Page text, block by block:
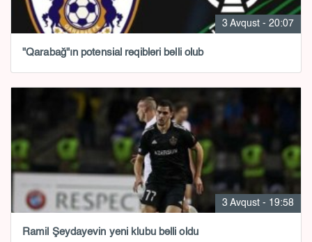
3 Avqust - 20:07
"Qarabağ"ın potensial rəqibləri bəlli olub
3 Avqust - 19:58
Ramil Şeydayevin yeni klubu bəlli oldu